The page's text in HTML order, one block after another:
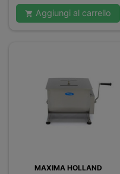
 Aggiungi al carrello
MAXIMA HOLLAND